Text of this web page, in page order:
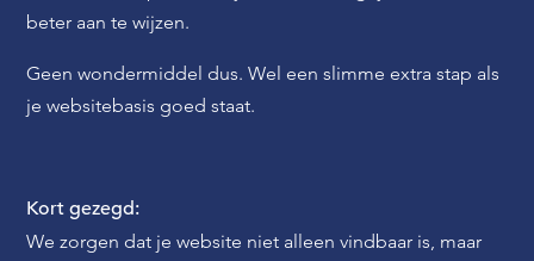
beter aan te wijzen.
Geen wondermiddel dus. Wel een slimme extra stap als
je websitebasis goed staat.
Kort gezegd:
We zorgen dat je website niet alleen vindbaar is, maar